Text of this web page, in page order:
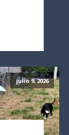
julio 9, 2026